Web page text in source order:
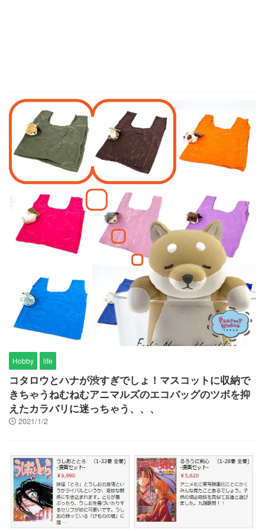
Hobby life
コタロウとハナが渋すぎでしょ！マスコットに収納で
きちゃうねむねむアニマルズのエコバッグのツボを抑
えたカラバリに迷っちゃう、、、
2021/1/2